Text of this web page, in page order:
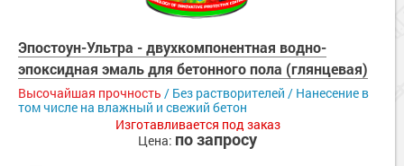
Эпостоун-Ультра - двухкомпонентная водно-
эпоксидная эмаль для бетонного пола (глянцевая)
Высочайшая прочность / Без растворителей / Нанесение в
том числе на влажный и свежий бетон
Изготавливается под заказ
Цена: по запросу